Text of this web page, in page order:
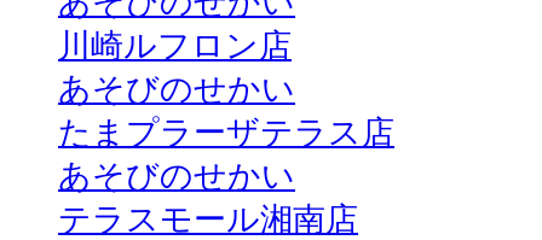
川崎ルフロン店
あそびのせかい
たまプラーザテラス店
あそびのせかい
テラスモール湘南店